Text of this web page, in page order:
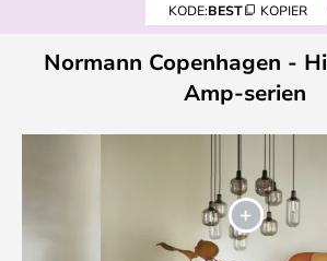
KODE:BEST KOPIER
Normann Copenhagen -
Amp-serien